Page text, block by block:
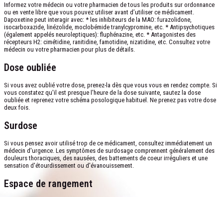
Informez votre médecin ou votre pharmacien de tous les produits sur ordonnance
ou en vente libre que vous pouvez utiliser avant d’utiliser ce médicament.
Dapoxetine peut interagir avec: * les inhibiteurs de la MAO: furazolidone,
isocarboxazide, linézolide, moclobémide tranylcypromine, etc. * Antipsychotiques
(également appelés neuroleptiques): fluphénazine, etc. * Antagonistes des
récepteurs H2: cimétidine, ranitidine, famotidine, nizatidine, etc. Consultez votre
médecin ou votre pharmacien pour plus de détails.
Dose oubliée
Si vous avez oublié votre dose, prenez-la dès que vous vous en rendez compte. Si
vous constatez qu'il est presque l'heure de la dose suivante, sautez la dose
oubliée et reprenez votre schéma posologique habituel. Ne prenez pas votre dose
deux fois.
Surdose
Si vous pensez avoir utilisé trop de ce médicament, consultez immédiatement un
médecin d'urgence. Les symptômes de surdosage comprennent généralement des
douleurs thoraciques, des nausées, des battements de coeur irréguliers et une
sensation d'étourdissement ou d'évanouissement.
Espace de rangement